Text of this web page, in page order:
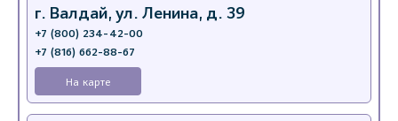
г. Валдай, ул. Ленина, д. 39
+7 (800) 234-42-00
+7 (816) 662-88-67
На карте